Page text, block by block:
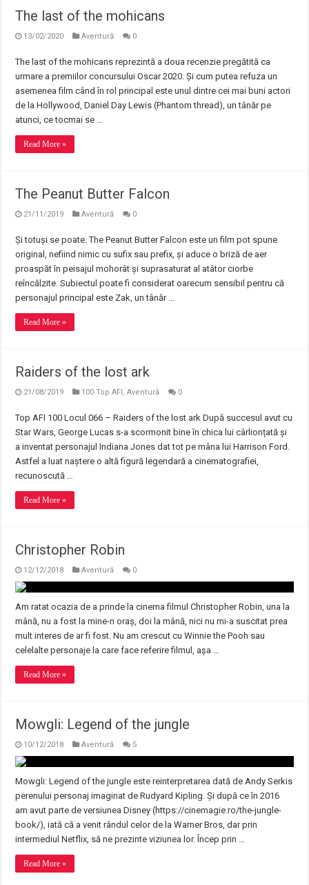
The last of the mohicans
13/02/2020 Aventură 0
The last of the mohicans reprezintă a doua recenzie pregătită ca
urmare a premiilor concursului Oscar 2020. Și cum putea refuza un
asemenea film când în rol principal este unul dintre cei mai buni actori
de la Hollywood, Daniel Day Lewis (Phantom thread), un tânăr pe
atunci, ce tocmai se …
Read More »
The Peanut Butter Falcon
21/11/2019 Aventură 0
Și totuși se poate. The Peanut Butter Falcon este un film pot spune
original, nefiind nimic cu sufix sau prefix, și aduce o briză de aer
proaspăt în peisajul mohorât și suprasaturat al atâtor ciorbe
reîncălzite. Subiectul poate fi considerat oarecum sensibil pentru că
personajul principal este Zak, un tânăr …
Read More »
Raiders of the lost ark
21/08/2019 100 Top AFI,Aventură 0
Top AFI 100 Locul 066 – Raiders of the lost ark După succesul avut cu
Star Wars, George Lucas s-a scormonit bine în chica lui cârlionțată și
a inventat personajul Indiana Jones dat tot pe mâna lui Harrison Ford.
Astfel a luat naștere o altă figură legendară a cinematografiei,
recunoscută …
Read More »
Christopher Robin
12/12/2018 Aventură 0
Am ratat ocazia de a prinde la cinema filmul Christopher Robin, una la
mână, nu a fost la mine-n oraș, doi la mână, nici nu mi-a suscitat prea
mult interes de ar fi fost. Nu am crescut cu Winnie the Pooh sau
celelalte personaje la care face referire filmul, așa …
Read More »
Mowgli: Legend of the jungle
10/12/2018 Aventură 5
Mowgli: Legend of the jungle este reinterpretarea dată de Andy Serkis
perenului personaj imaginat de Rudyard Kipling. Și după ce în 2016
am avut parte de versiunea Disney (https://cinemagie.ro/the-jungle-
book/), iată că a venit rândul celor de la Warner Bros, dar prin
intermediul Netflix, să ne prezinte viziunea lor. Încep prin …
Read More »